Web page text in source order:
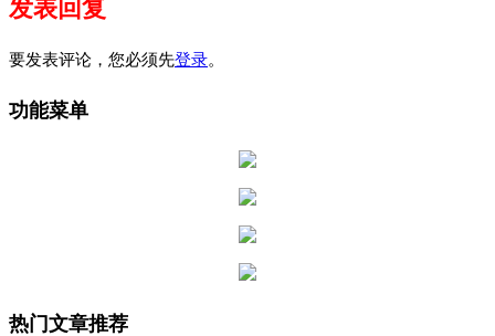
发表回复
要发表评论，您必须先登录。
功能菜单
热门文章推荐